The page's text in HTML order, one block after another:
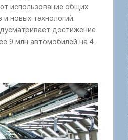
использование общих
и новых технологий.
достижение
9 млн автомобилей на 4